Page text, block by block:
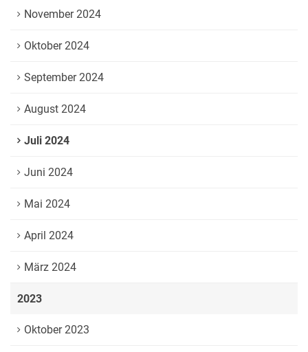
November 2024
Oktober 2024
September 2024
August 2024
Juli 2024
Juni 2024
Mai 2024
April 2024
März 2024
2023
Oktober 2023